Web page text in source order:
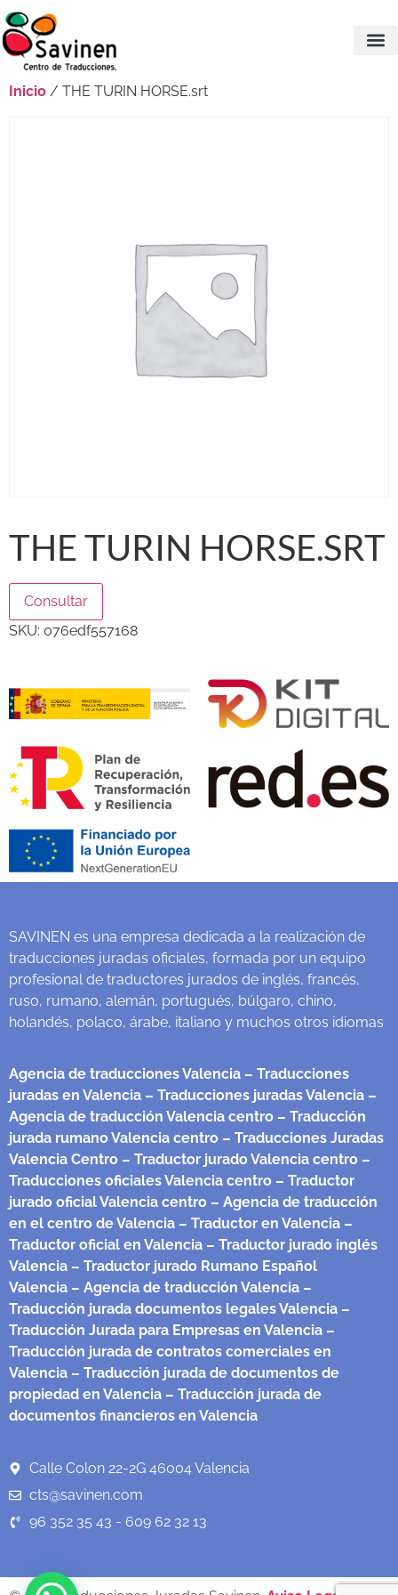
Inicio / THE TURIN HORSE.srt
THE TURIN HORSE.SRT
Consultar
SKU: 076edf557168
SAVINEN es una empresa dedicada a la realización de
traducciones juradas oficiales, formada por un equipo
profesional de traductores jurados de inglés, francés,
ruso, rumano, alemán, portugués, búlgaro, chino,
holandés, polaco, árabe, italiano y muchos otros idiomas
Agencia de traducciones Valencia – Traducciones
juradas en Valencia – Traducciones juradas Valencia –
Agencia de traducción Valencia centro – Traducción
jurada rumano Valencia centro – Traducciones Juradas
Valencia Centro – Traductor jurado Valencia centro –
Traducciones oficiales Valencia centro – Traductor
jurado oficial Valencia centro – Agencia de traducción
en el centro de Valencia – Traductor en Valencia –
Traductor oficial en Valencia – Traductor jurado inglés
Valencia – Traductor jurado Rumano Español
Valencia – Agencia de traducción Valencia –
Traducción jurada documentos legales Valencia –
Traducción Jurada para Empresas en Valencia –
Traducción jurada de contratos comerciales en
Valencia – Traducción jurada de documentos de
propiedad en Valencia – Traducción jurada de
documentos financieros en Valencia
Calle Colon 22-2G 46004 Valencia
cts@savinen.com
96 352 35 43 - 609 62 32 13